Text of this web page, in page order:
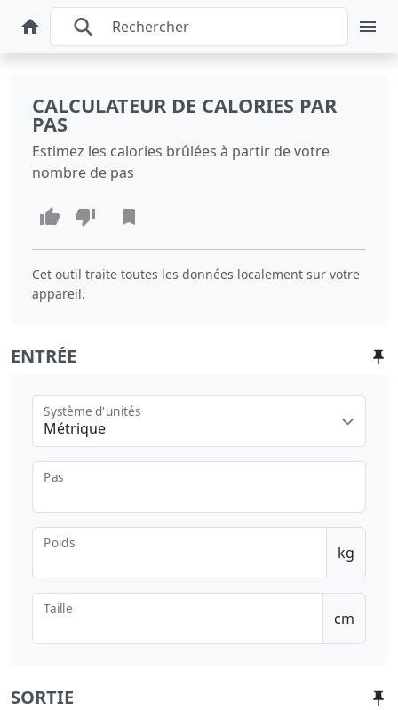
CALCULATEUR DE CALORIES PAR
PAS
Estimez les calories brûlées à partir de votre
nombre de pas
Cet outil traite toutes les données localement sur votre
appareil.
ENTRÉE
Métrique
Système d'unités
Pas
Poids
kg
Taille
cm
SORTIE